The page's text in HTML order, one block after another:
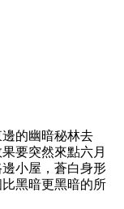
的幽暗秘林去
要突然來點六月
小屋，蒼白身形
黑暗更黑暗的所